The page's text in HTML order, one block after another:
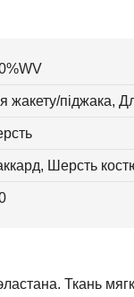
жакету/піджака,
Шерсть
Ткань